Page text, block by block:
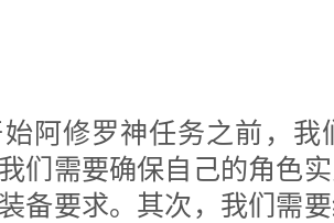
修罗神任务之前，我
们需要确保自己的角色
备要求。其次，我们需